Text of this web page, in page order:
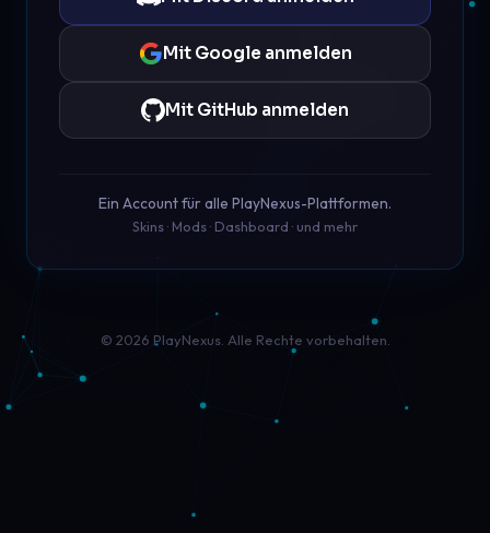
Mit Google anmelden
Mit GitHub anmelden
Ein Account für alle PlayNexus-Plattformen.
Skins · Mods · Dashboard · und mehr
© 2026 PlayNexus. Alle Rechte vorbehalten.